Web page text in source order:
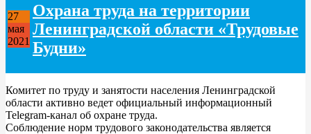
27
мая
2021
Охрана труда на территории
Ленинградской области «Трудовые
Будни»
Комитет по труду и занятости населения Ленинградской
области активно ведет официальный информационный
Telegram-канал об охране труда.
Соблюдение норм трудового законодательства является